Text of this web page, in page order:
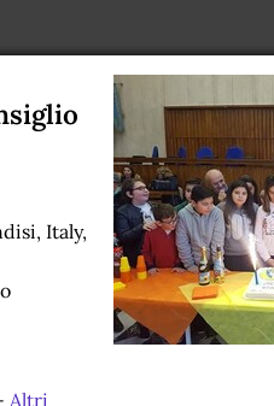
Italy,
Altri